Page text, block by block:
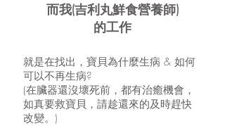
而我(吉利丸鮮食營養師)
的工作
就是在找出，寶貝為什麼生病 & 如何
可以不再生病?
(在臟器還沒壞死前，都有治癒機會，
如真要救寶貝，請趁還來的及時趕快
改變。)